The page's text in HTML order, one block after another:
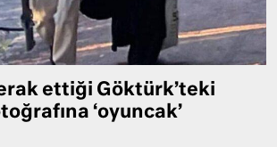
ettiği Göktürk’teki
‘oyuncak’